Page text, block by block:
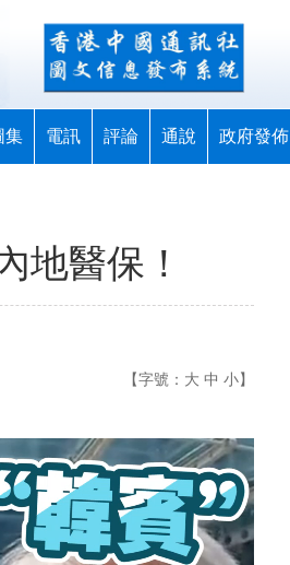
集 電訊 評論 通說 政府發佈
地醫保！
【字號： 大 中 小】